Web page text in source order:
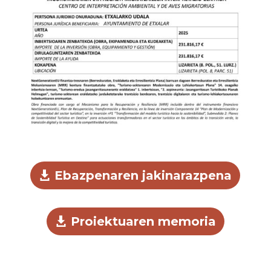
Ebazpenaren jakinarazpena
Proiektuaren memoria